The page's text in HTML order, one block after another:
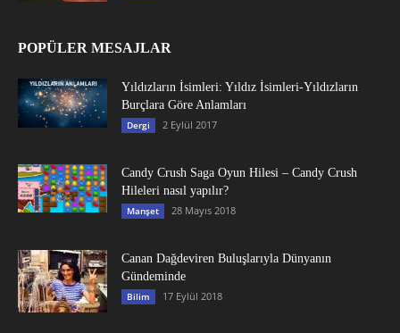
POPÜLER MESAJLAR
Yıldızların İsimleri: Yıldız İsimleri-Yıldızların
Burçlara Göre Anlamları
Dergi 2 Eylül 2017
Candy Crush Saga Oyun Hilesi – Candy Crush
Hileleri nasıl yapılır?
Manşet 28 Mayıs 2018
Canan Dağdeviren Buluşlarıyla Dünyanın
Gündeminde
Bilim 17 Eylül 2018